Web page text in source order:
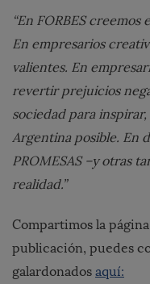
“En FORBES
En empresarios
valientes. En
revertir prejuicios
sociedad para
Argentina posible. En
PROMESAS –y otras
realidad.”
Compartimos la
publicación, puedes
galardonados aquí: